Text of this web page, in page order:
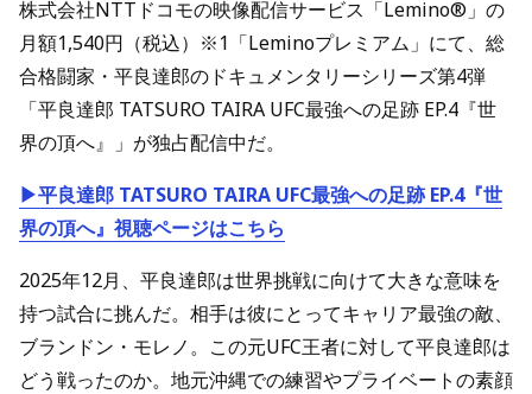
株式会社NTTドコモの映像配信サービス「Lemino®」の
月額1,540円（税込）※1「Leminoプレミアム」にて、総
合格闘家・平良達郎のドキュメンタリーシリーズ第4弾
「平良達郎 TATSURO TAIRA UFC最強への足跡 EP.4『世
界の頂へ』」が独占配信中だ。
▶平良達郎 TATSURO TAIRA UFC最強への足跡 EP.4『世
界の頂へ』視聴ページはこちら
2025年12月、平良達郎は世界挑戦に向けて大きな意味を
持つ試合に挑んだ。相手は彼にとってキャリア最強の敵、
ブランドン・モレノ。この元UFC王者に対して平良達郎は
どう戦ったのか。地元沖縄での練習やプライベートの素顔